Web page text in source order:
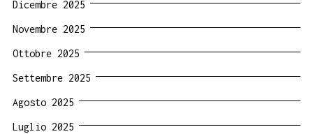
Dicembre 2025
Novembre 2025
Ottobre 2025
Settembre 2025
Agosto 2025
Luglio 2025